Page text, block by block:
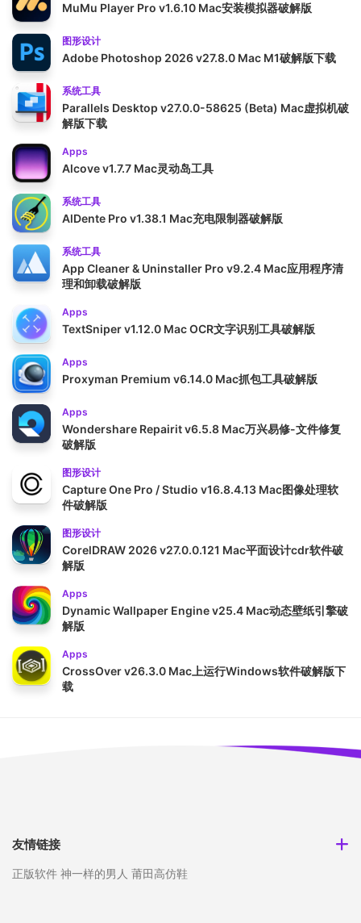
MuMu Player Pro v1.6.10 Mac安装模拟器破解版
图形设计
Adobe Photoshop 2026 v27.8.0 Mac M1破解版下载
系统工具
Parallels Desktop v27.0.0-58625 (Beta) Mac虚拟机破
解版下载
Apps
Alcove v1.7.7 Mac灵动岛工具
系统工具
AlDente Pro v1.38.1 Mac充电限制器破解版
系统工具
App Cleaner & Uninstaller Pro v9.2.4 Mac应用程序清
理和卸载破解版
Apps
TextSniper v1.12.0 Mac OCR文字识别工具破解版
Apps
Proxyman Premium v6.14.0 Mac抓包工具破解版
Apps
Wondershare Repairit v6.5.8 Mac万兴易修-文件修复
破解版
图形设计
Capture One Pro / Studio v16.8.4.13 Mac图像处理软
件破解版
图形设计
CorelDRAW 2026 v27.0.0.121 Mac平面设计cdr软件破
解版
Apps
Dynamic Wallpaper Engine v25.4 Mac动态壁纸引擎破
解版
Apps
CrossOver v26.3.0 Mac上运行Windows软件破解版下
载
友情链接
正版软件 神一样的男人 莆田高仿鞋